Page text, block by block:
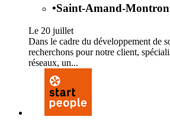
•Saint-Amand-
Le 20 juillet
Dans le cadre du développement de
recherchons pour notre client,
réseaux, un...